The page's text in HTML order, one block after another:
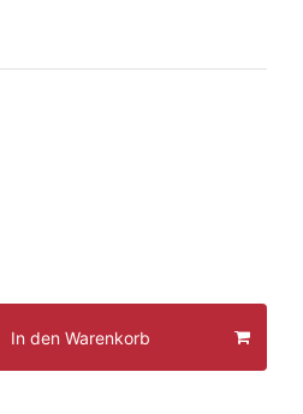
In den Warenkorb